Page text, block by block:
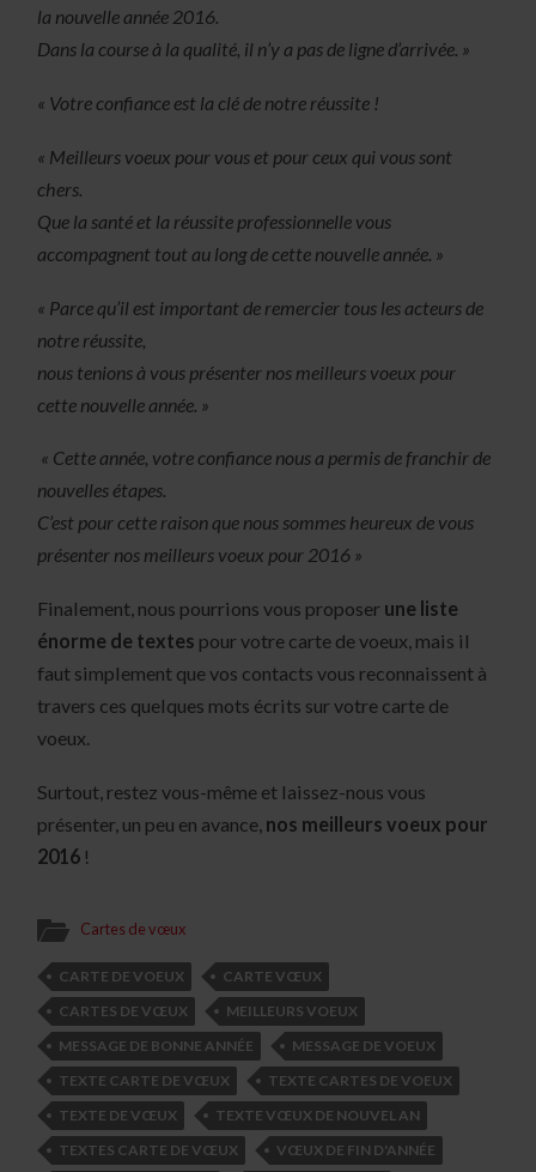
la nouvelle année 2016.
Dans la course à la qualité, il n’y a pas de ligne d’arrivée. »
« Votre confiance est la clé de notre réussite !
« Meilleurs voeux pour vous et pour ceux qui vous sont
chers.
Que la santé et la réussite professionnelle vous
accompagnent tout au long de cette nouvelle année. »
« Parce qu’il est important de remercier tous les acteurs de
notre réussite,
nous tenions à vous présenter nos meilleurs voeux pour
cette nouvelle année. »
« Cette année, votre confiance nous a permis de franchir de
nouvelles étapes.
C’est pour cette raison que nous sommes heureux de vous
présenter nos meilleurs voeux pour 2016 »
Finalement, nous pourrions vous proposer une liste
énorme de textes pour votre carte de voeux, mais il
faut simplement que vos contacts vous reconnaissent à
travers ces quelques mots écrits sur votre carte de
voeux.
Surtout, restez vous-même et laissez-nous vous
présenter, un peu en avance, nos meilleurs voeux pour
2016 !
Cartes de vœux
CARTE DE VOEUX
CARTE VŒUX
CARTES DE VŒUX
MEILLEURS VOEUX
MESSAGE DE BONNE ANNÉE
MESSAGE DE VOEUX
TEXTE CARTE DE VŒUX
TEXTE CARTES DE VOEUX
TEXTE DE VŒUX
TEXTE VŒUX DE NOUVEL AN
TEXTES CARTE DE VŒUX
VŒUX DE FIN D'ANNÉE